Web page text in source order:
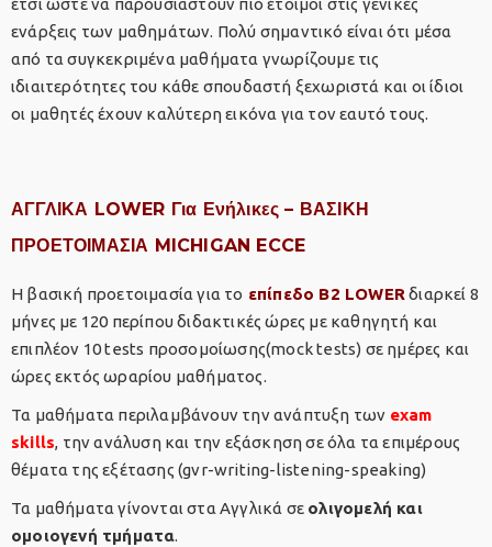
έτσι ώστε να παρουσιαστούν πιο έτοιμοι στις γενικές
ενάρξεις των μαθημάτων. Πολύ σημαντικό είναι ότι μέσα
από τα συγκεκριμένα μαθήματα γνωρίζουμε τις
ιδιαιτερότητες του κάθε σπουδαστή ξεχωριστά και οι ίδιοι
οι μαθητές έχουν καλύτερη εικόνα για τον εαυτό τους.
ΑΓΓΛΙΚΑ LOWER Για Ενήλικες – ΒΑΣΙΚΗ
ΠΡΟΕΤΟΙΜΑΣΙΑ MICHIGAN ECCE
Η βασική προετοιμασία για το επίπεδο Β2 LOWER διαρκεί 8
μήνες με 120 περίπου διδακτικές ώρες με καθηγητή και
επιπλέον 10 tests προσομοίωσης(mock tests) σε ημέρες και
ώρες εκτός ωραρίου μαθήματος.
Τα μαθήματα περιλαμβάνουν την ανάπτυξη των exam
skills, την ανάλυση και την εξάσκηση σε όλα τα επιμέρους
θέματα της εξέτασης (gvr-writing-listening-speaking)
Τα μαθήματα γίνονται στα Αγγλικά σε ολιγομελή και
ομοιογενή τμήματα.